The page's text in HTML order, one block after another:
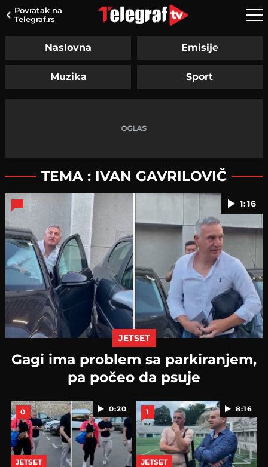
Povratak na
Telegraf.rs
Naslovna Emisije
Muzika Sport
TEMA : IVAN GAVRILOVIČ
1:16
JETSET
Gagi ima problem sa parkiranjem,
pa počeo da psuje
0:20
0
JETSET
8:16
1
JETSET